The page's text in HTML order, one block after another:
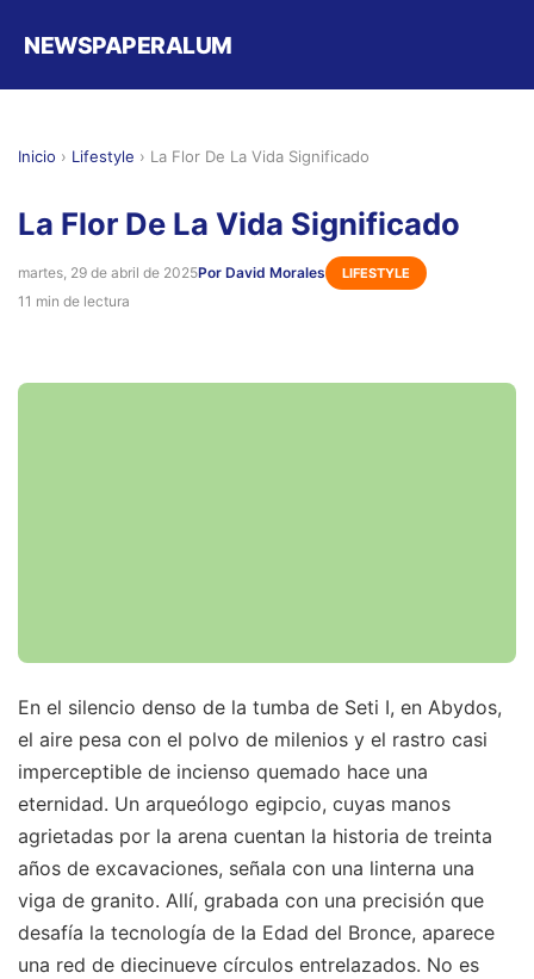
NEWSPAPERALUM
Inicio › Lifestyle › La Flor De La Vida Significado
La Flor De La Vida Significado
martes, 29 de abril de 2025Por David Morales LIFESTYLE
11 min de lectura
En el silencio denso de la tumba de Seti I, en Abydos,
el aire pesa con el polvo de milenios y el rastro casi
imperceptible de incienso quemado hace una
eternidad. Un arqueólogo egipcio, cuyas manos
agrietadas por la arena cuentan la historia de treinta
años de excavaciones, señala con una linterna una
viga de granito. Allí, grabada con una precisión que
desafía la tecnología de la Edad del Bronce, aparece
una red de diecinueve círculos entrelazados. No es